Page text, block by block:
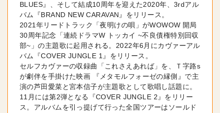
BLUES』、そして結成10周年を迎えた2020年、3rdアル
バム『BRAND NEW CARAVAN』をリリース。
2021年リードトラック「夜明けの唄」がWOWOW 開局
30周年記念「連続ドラマW トッカイ ~不良債権特別回収
部~」の主題歌に起用される。2022年6月にカヴァーアル
バム『COVER JUNGLE 1』をリリース。
セルフカヴァーの収録曲「これさえあれば」を、Ｔ字路s
が劇伴を手掛けた映画 『メタモルフォーゼの縁側』で主
演の芦田愛菜と宮本信子が主題歌として歌唱し話題に。
11月には第2弾となる『COVER JUNGLE 2』をリリー
ス。アルバムを引っ提げて行った全国ツアーはソールド